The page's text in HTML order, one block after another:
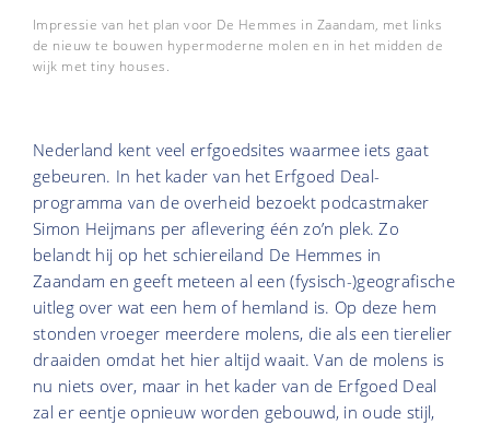
Impressie van het plan voor De Hemmes in Zaandam, met links
de nieuw te bouwen hypermoderne molen en in het midden de
wijk met tiny houses.
Nederland kent veel erfgoedsites waarmee iets gaat
gebeuren. In het kader van het Erfgoed Deal-
programma van de overheid bezoekt podcastmaker
Simon Heijmans per aflevering één zo’n plek. Zo
belandt hij op het schiereiland De Hemmes in
Zaandam en geeft meteen al een (fysisch-)geografische
uitleg over wat een hem of hemland is. Op deze hem
stonden vroeger meerdere molens, die als een tierelier
draaiden omdat het hier altijd waait. Van de molens is
nu niets over, maar in het kader van de Erfgoed Deal
zal er eentje opnieuw worden gebouwd, in oude stijl,